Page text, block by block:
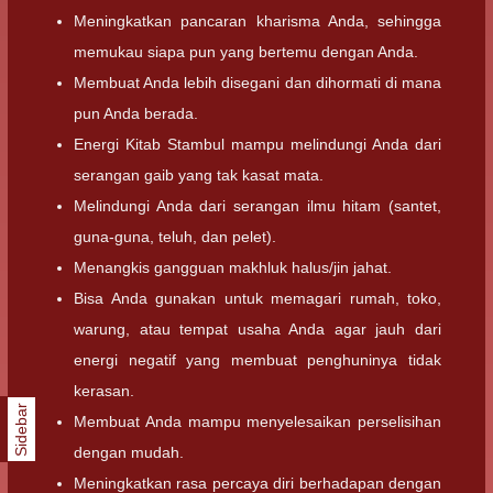
Meningkatkan pancaran kharisma Anda, sehingga
memukau siapa pun yang bertemu dengan Anda.
Membuat Anda lebih disegani dan dihormati di mana
pun Anda berada.
Energi Kitab Stambul mampu melindungi Anda dari
serangan gaib yang tak kasat mata.
Melindungi Anda dari serangan ilmu hitam (santet,
guna-guna, teluh, dan pelet).
Menangkis gangguan makhluk halus/jin jahat.
Bisa Anda gunakan untuk memagari rumah, toko,
warung, atau tempat usaha Anda agar jauh dari
energi negatif yang membuat penghuninya tidak
kerasan.
Membuat Anda mampu menyelesaikan perselisihan
dengan mudah.
Meningkatkan rasa percaya diri berhadapan dengan
Sidebar